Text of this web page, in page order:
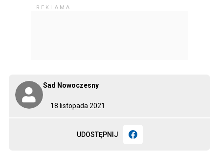
18 listopada 2021
Sad Nowoczesny
UDOSTĘPNIJ